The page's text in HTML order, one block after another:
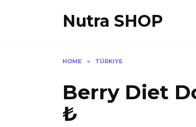
Nutra SHOP
HOME » TÜRKIYE
Berry Diet
₺